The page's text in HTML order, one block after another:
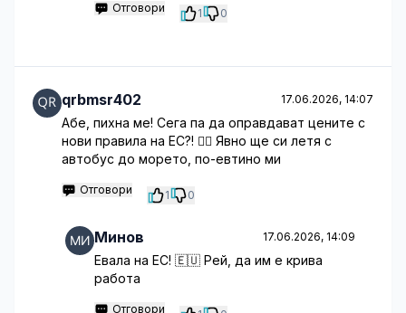
Отговори 1 0
qrbmsr402 17.06.2026, 14:07
Абе, пихна ме! Сега па да оправдават цените с
нови правила на ЕС?! 🤦‍♂️ Явно ще си летя с
автобус до морето, по-евтино ми
Отговори 1 0
Минов 17.06.2026, 14:09
Евала на ЕС! 🇪🇺 Рей, да им е крива
работа
Отговори